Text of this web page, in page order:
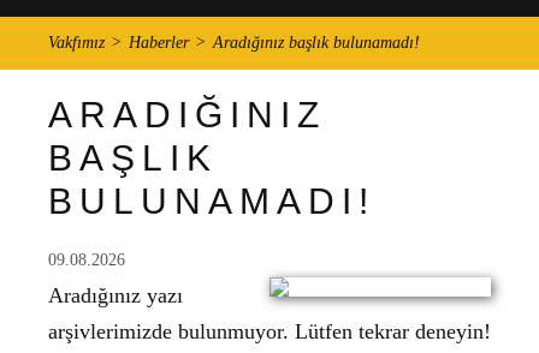
Vakfımız Haberler Aradığınız başlık bulunamadı!
ARADIĞINIZ
BAŞLIK
BULUNAMADI!
09.08.2026
Aradığınız yazı
arşivlerimizde bulunmuyor. Lütfen tekrar deneyin!